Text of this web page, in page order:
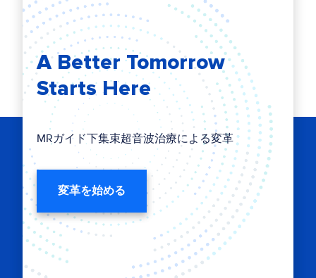
A Better Tomorrow
Starts Here
MRガイド下集束超音波治療による変革
変革を始める